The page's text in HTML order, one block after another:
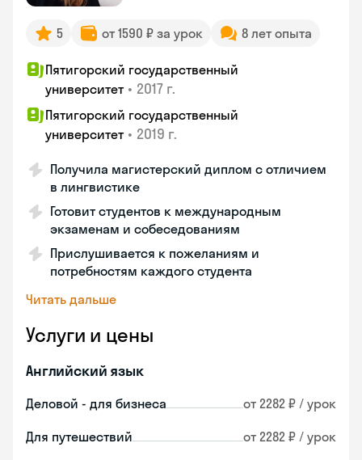
5 от 1590 ₽ за урок 8 лет опыта
Пятигорский государственный
университет • 2017 г.
Пятигорский государственный
университет • 2019 г.
Получила магистерский диплом с отличием
в лингвистике
Готовит студентов к международным
экзаменам и собеседованиям
Прислушивается к пожеланиям и
потребностям каждого студента
Читать дальше
Услуги и цены
Английский язык
Деловой - для бизнеса от 2282 ₽ / урок
Для путешествий от 2282 ₽ / урок